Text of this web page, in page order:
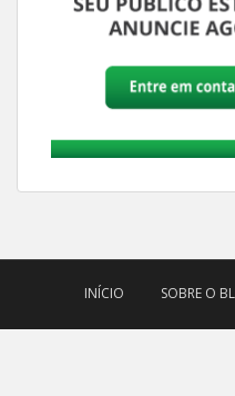
INÍCIO SOBRE O